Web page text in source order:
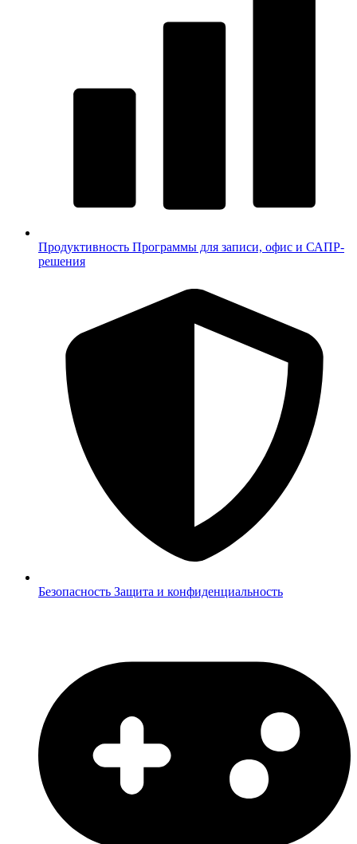
Продуктивность Программы для записи, офис и САПР-
решения
Безопасность Защита и конфиденциальность